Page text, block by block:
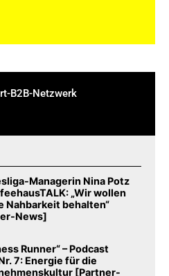
B2B-Netzwerk
Managerin Nina Potz
„Wir wollen
Nahbarkeit behalten“
News]
Runner“ – Podcast
7: Energie für die
[Partner-